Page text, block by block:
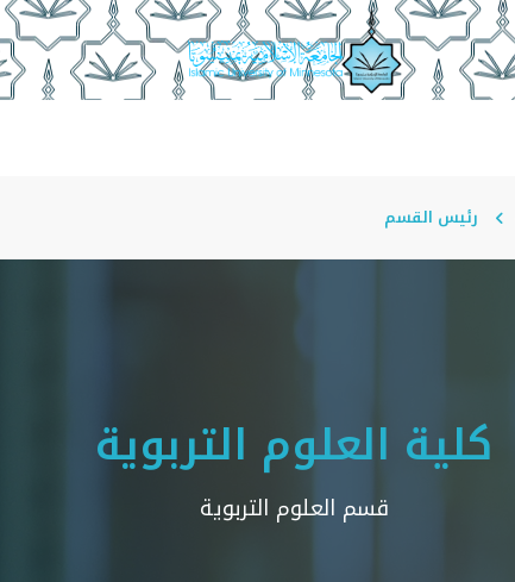
رئيس القسم
كلية العلوم التربوية
قسم العلوم التربوية